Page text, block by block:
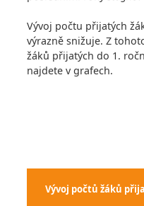
Vývoj počtu přijatých
výrazně snižuje. Z
žáků přijatých do 1.
najdete v grafech.
Vývoj počtů žáků